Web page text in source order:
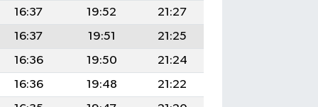
16:37
19:52
21:27
16:37
19:51
21:25
16:36
19:50
21:24
16:36
19:48
21:22